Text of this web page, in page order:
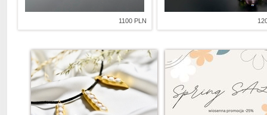
1100 PLN